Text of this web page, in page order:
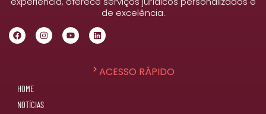
de excelência.
ACESSO RÁPIDO
HOME
NOTÍCIAS